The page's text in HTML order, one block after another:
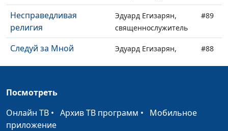
Несправедливая
религия
Эдуард Егизарян,
священнослужитель
#89
Следуй за Мной
Эдуард Егизарян,
#88
Царство Божье
Эдуард Егизарян,
Посмотреть
Онлайн ТВ • Архив ТВ программ • Мобильное
приложение